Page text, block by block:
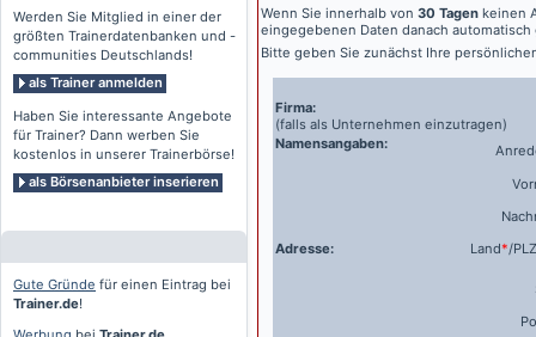
Werden Sie Mitglied in einer der
größten Trainerdatenbanken und -
communities Deutschlands!
als Trainer anmelden
Haben Sie interessante Angebote
für Trainer? Dann werben Sie
kostenlos in unserer Trainerbörse!
als Börsenanbieter inserieren
Gute Gründe für einen Eintrag bei
Trainer.de!
Wenn Sie innerhalb von 30 Tagen keinen
eingegebenen Daten danach automatisch
Bitte geben Sie zunächst Ihre
Firma:
(falls als Unternehmen einzutragen)
Namensangaben:
Adresse:
Land*/PLZ